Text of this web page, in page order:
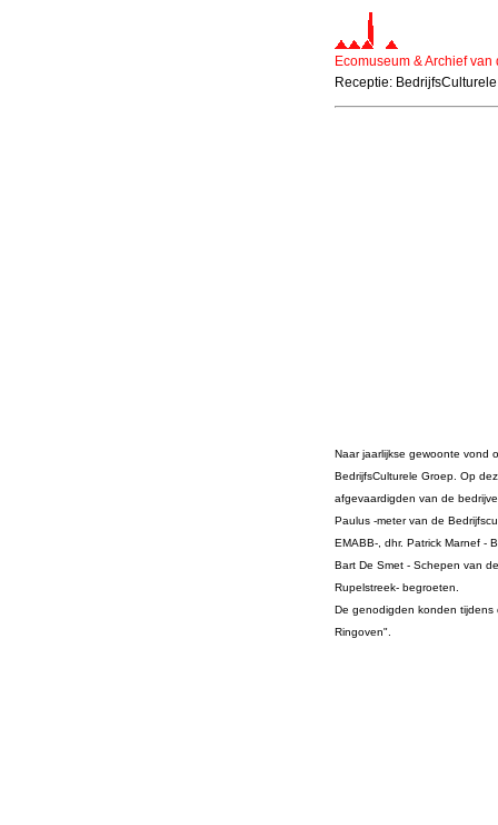
Ecomuseum & Archief
Receptie:
Naar jaarlijkse gewoonte vond
BedrijfsCulturele Groep. Op
afgevaardigden van de
Paulus -meter van de
EMABB-, dhr. Patrick Marnef -
Bart De Smet - Schepen van
Rupelstreek- begroeten.
De genodigden konden tijdens
Ringoven".